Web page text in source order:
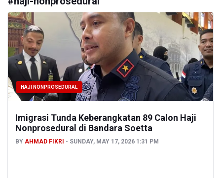
HAJI NONPROSEDURAL
Imigrasi Tunda Keberangkatan 89 Calon Haji
Nonprosedural di Bandara Soetta
BY AHMAD FIKRI SUNDAY, MAY 17, 2026 1:31 PM